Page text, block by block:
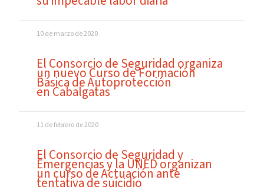
10 de marzo de 2020
El Consorcio de Seguridad organiza
un nuevo Curso de Formación
Básica de Autoprotección
en Cabalgatas
11 de febrero de 2020
El Consorcio de Seguridad y
Emergencias y la UNED organizan
un curso de Actuación ante
tentativa de suicidio